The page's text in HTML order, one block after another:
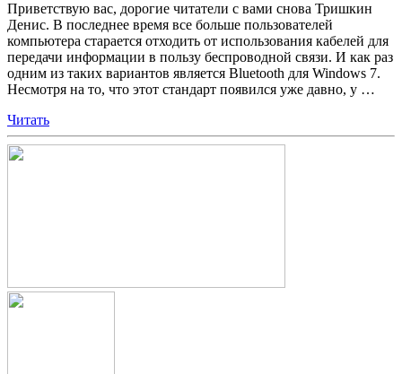
Приветствую вас, дорогие читатели c вами снова Тришкин
Денис. В последнее время все больше пользователей
компьютера старается отходить от использования кабелей для
передачи информации в пользу беспроводной связи. И как раз
одним из таких вариантов является Bluetooth для Windows 7.
Несмотря на то, что этот стандарт появился уже давно, у …
Читать